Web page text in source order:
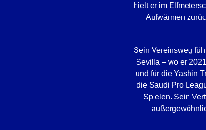
hielt er im
Aufwärmen
Sein Vereinsweg
Sevilla – wo er
und für die Yashin
die Saudi Pro
Spielen. Sein